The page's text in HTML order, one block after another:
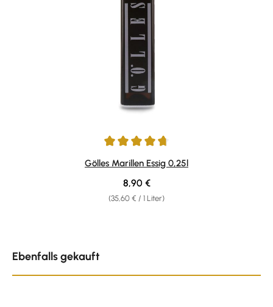
Durchschnittliche Bewertung von 4.83 von 5 Sternen
Gölles Marillen Essig 0,25l
(35,60 € / 1 Liter)
Regulärer Preis:
8,90 €
Ebenfalls gekauft